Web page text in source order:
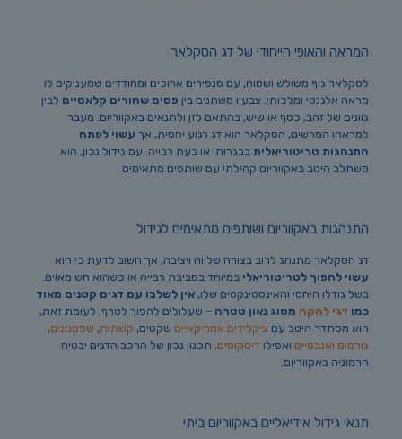
המראה והאופי הייחודי של דג הסקלאר
לסקלאר גוף משולש ושטוח, עם סנפירים ארוכים ומחודדים שמעניקים לו
מראה אלגנטי ומלכותי. צבעיו משתנים בין פסים שחורים קלאסיים לבין
גוונים של זהב, כסף או שיש, בהתאם לזן ולתנאים באקווריום. מעבר
למראהו המרשים, הסקלאר הוא דג רגוע יחסית, אך עשוי לפתח
התנהגות טריטוריאלית בבגרותו או בעת רבייה. עם גידול נכון, הוא
משתלב היטב באקווריום קהילתי עם שותפים מתאימים.
התנהגות באקווריום ושותפים מתאימים לגידול
דג הסקלאר מתנהג לרוב בצורה שלווה ויציבה, אך חשוב לדעת כי הוא
עשוי להפוך לטריטוריאלי במיוחד בסביבת רבייה או כשהוא חש מאוים.
בשל גודלו היחסי והאינסטינקטים שלו, אין לשלבו עם דגים קטנים מאוד
כמו דגי להקה מסוג נאון טטרה – שעלולים להפוך לטרף. לעומת זאת,
הוא מסתדר היטב עם ציקלידים אמריקאיים שקטים, קשתות, שפמנונים,
גורמים ואנבסיים ואפילו דיסקוסים . תכנון נכון של הרכב הדגים יבטיח
הרמוניה באקווריום.
תנאי גידול אידיאליים באקווריום ביתי